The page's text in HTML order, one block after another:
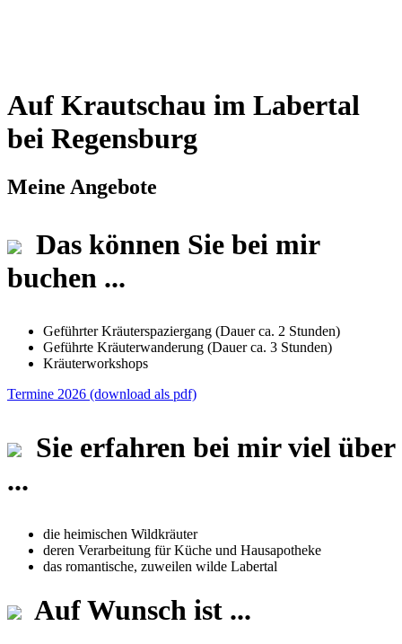
Auf Krautschau im Labertal
bei Regensburg
Meine Angebote
Das können Sie bei mir
buchen ...
Geführter Kräuterspaziergang (Dauer ca. 2 Stunden)
Geführte Kräuterwanderung (Dauer ca. 3 Stunden)
Kräuterworkshops
Termine 2026 (download als pdf)
Sie erfahren bei mir viel über
...
die heimischen Wildkräuter
deren Verarbeitung für Küche und Hausapotheke
das romantische, zuweilen wilde Labertal
Auf Wunsch ist ...